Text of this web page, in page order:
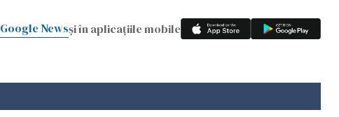
Google Newsși în aplicațiile mobile